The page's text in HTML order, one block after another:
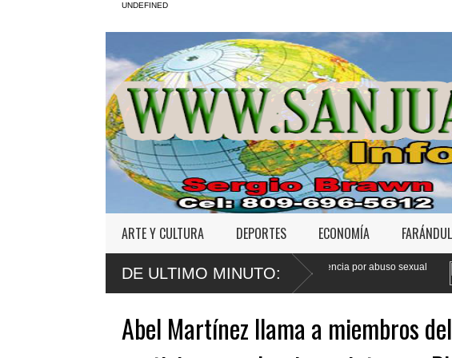
UNDEFINED
ARTE Y CULTURA DEPORTES ECONOMÍA
DE ULTIMO MINUTO:
Defensa de Wander Franco apela sentencia por abuso sexual
Poder Ejecutivo
Abel Martínez llama a miembros